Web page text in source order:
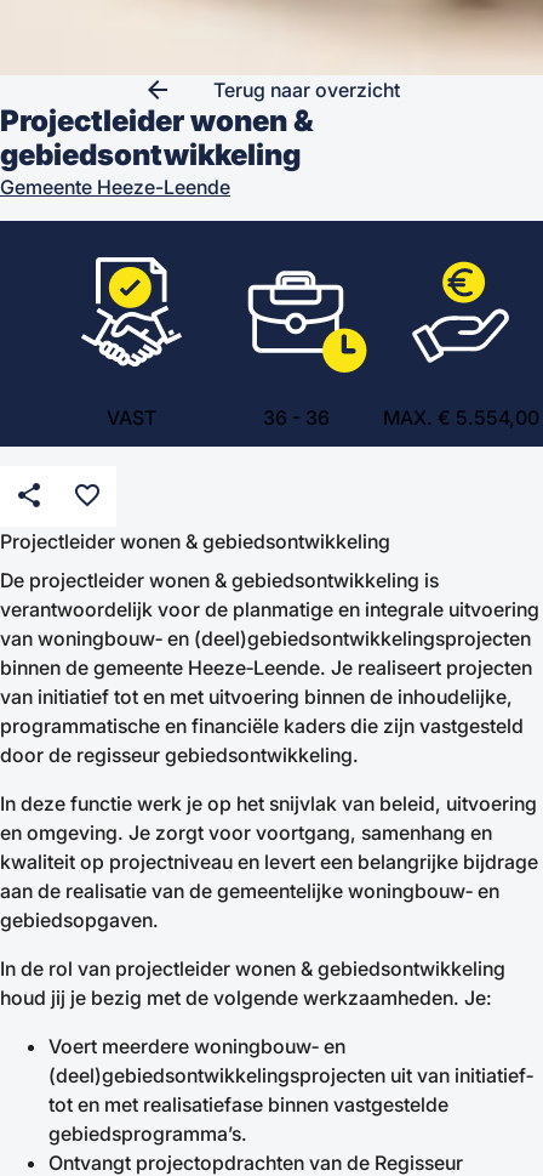
arrow_back Terug naar overzicht
Projectleider wonen &
gebiedsontwikkeling
Gemeente Heeze-Leende
VAST 36 - 36 MAX. € 5.554,00
share favorite_border
Projectleider wonen & gebiedsontwikkeling
De projectleider wonen & gebiedsontwikkeling is
verantwoordelijk voor de planmatige en integrale uitvoering
van woningbouw‑ en (deel)gebiedsontwikkelingsprojecten
binnen de gemeente Heeze‑Leende. Je realiseert projecten
van initiatief tot en met uitvoering binnen de inhoudelijke,
programmatische en financiële kaders die zijn vastgesteld
door de regisseur gebiedsontwikkeling.
In deze functie werk je op het snijvlak van beleid, uitvoering
en omgeving. Je zorgt voor voortgang, samenhang en
kwaliteit op projectniveau en levert een belangrijke bijdrage
aan de realisatie van de gemeentelijke woningbouw‑ en
gebiedsopgaven.
In de rol van projectleider wonen & gebiedsontwikkeling
houd jij je bezig met de volgende werkzaamheden. Je:
Voert meerdere woningbouw‑ en
(deel)gebiedsontwikkelingsprojecten uit van initiatief‑
tot en met realisatiefase binnen vastgestelde
gebiedsprogramma’s.
Ontvangt projectopdrachten van de Regisseur